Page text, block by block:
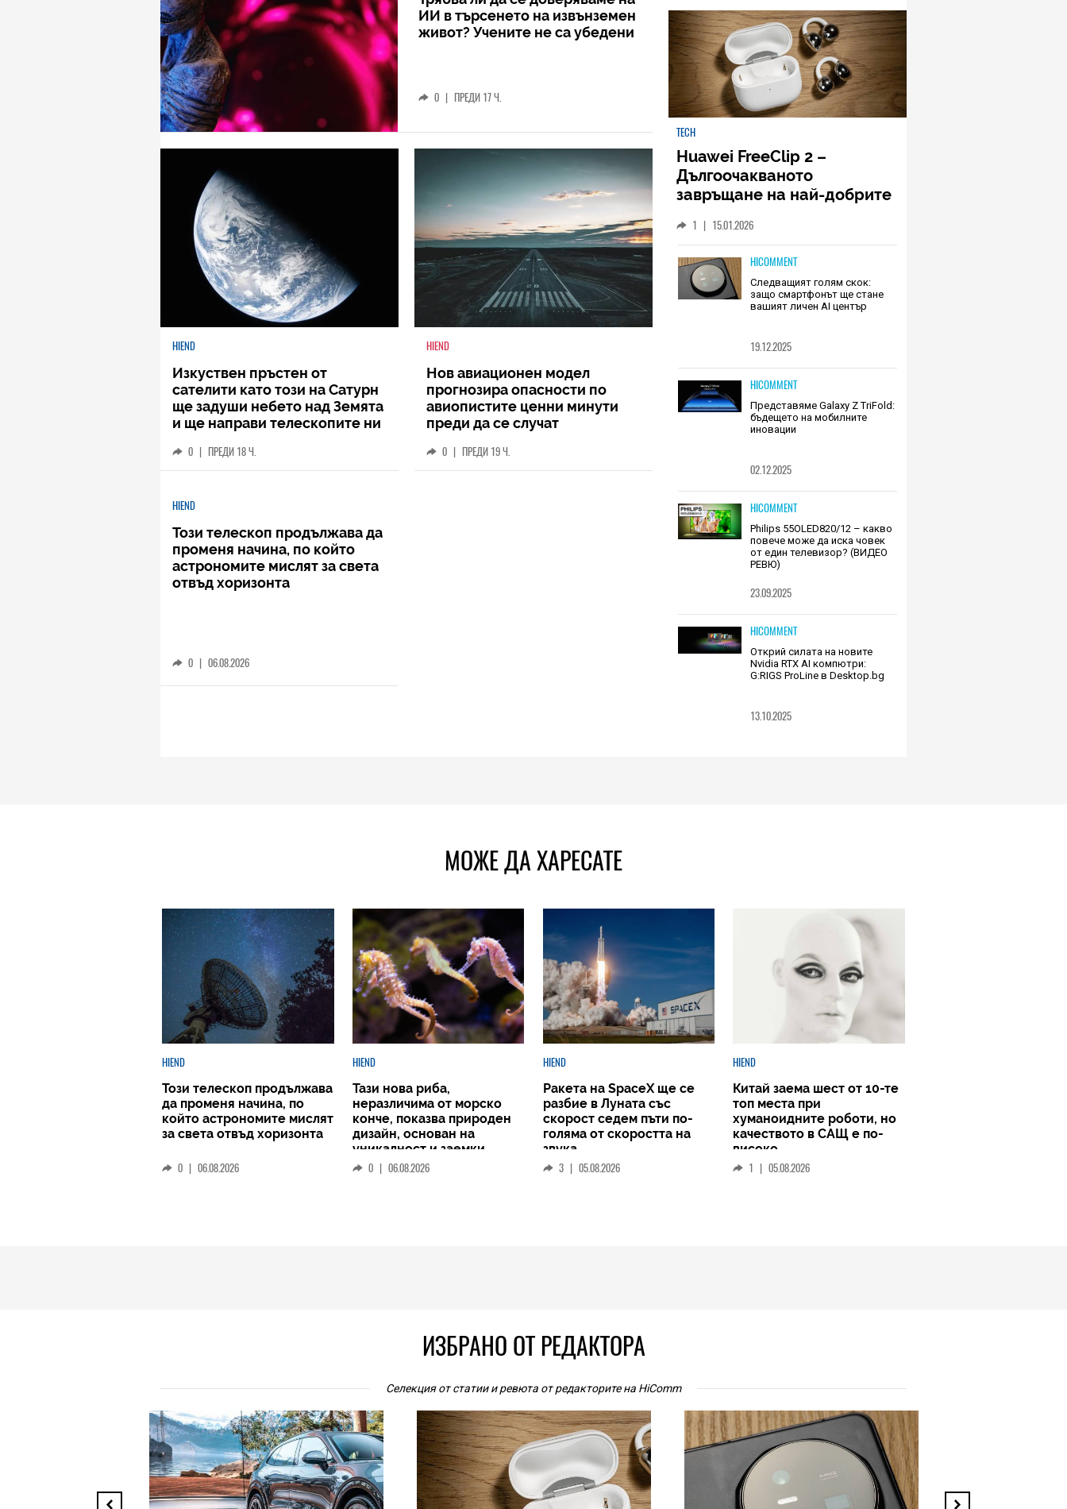
уникалност и заемки
06.08.2026
ИИ в търсенето на извънземен
живот? Учените не са убедени
0 | ПРЕДИ 17 Ч.
HIEND
Изкуствен пръстен от
сателити като този на Сатурн
ще задуши небето над Земята
и ще направи телескопите ни
0 | ПРЕДИ 18 Ч.
HIEND
Нов авиационен модел
прогнозира опасности по
авиопистите ценни минути
преди да се случат
0 | ПРЕДИ 19 Ч.
HIEND
Този телескоп продължава да
променя начина, по който
астрономите мислят за света
отвъд хоризонта
0 | 06.08.2026
TECH
Huawei FreeClip 2 –
Дългоочакваното
завръщане на най-добрите
1 | 15.01.2026
HICOMMENT
Следващият голям скок:
защо смартфонът ще стане
вашият личен AI център
19.12.2025
HICOMMENT
Представяме Galaxy Z TriFold:
бъдещето на мобилните
иновации
02.12.2025
HICOMMENT
Philips 55OLED820/12 – какво
повече може да иска човек
от един телевизор? (ВИДЕО
РЕВЮ)
23.09.2025
HICOMMENT
Открий силата на новите
Nvidia RTX AI компютри:
G:RIGS ProLine в Desktop.bg
13.10.2025
МОЖЕ ДА ХАРЕСАТЕ
HIEND
Този телескоп продължава
да променя начина, по
който астрономите мислят
за света отвъд хоризонта
0 | 06.08.2026
HIEND
Тази нова риба,
неразличима от морско
конче, показва природен
дизайн, основан на
уникалност и заемки
0 | 06.08.2026
HIEND
Ракета на SpaceX ще се
разбие в Луната със
скорост седем пъти по-
голяма от скоростта на
звука
3 | 05.08.2026
HIEND
Китай заема шест от 10-те
топ места при
хуманоидните роботи, но
качеството в САЩ е по-
високо
1 | 05.08.2026
ИЗБРАНО ОТ РЕДАКТОРА
Селекция от статии и ревюта от редакторите на HiComm